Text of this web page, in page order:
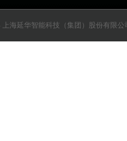
海延华智能科技（集团）股份有限